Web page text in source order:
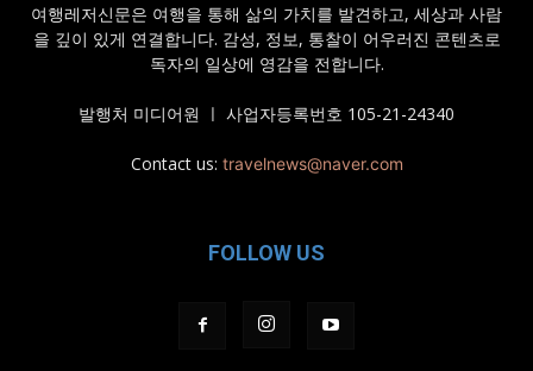
여행레저신문은 여행을 통해 삶의 가치를 발견하고, 세상과 사람
을 깊이 있게 연결합니다. 감성, 정보, 통찰이 어우러진 콘텐츠로
독자의 일상에 영감을 전합니다.
발행처 미디어원 ㅣ 사업자등록번호 105-21-24340
Contact us: travelnews@naver.com
FOLLOW US